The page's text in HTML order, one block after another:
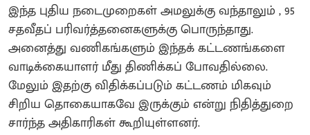
​இந்த புதிய நடைமுறைகள் அமலுக்கு வந்தாலும் , 95
சதவீதப் பரிவர்த்தனைகளுக்கு பொருந்தாது.
அனைத்து வணிகங்களும் இந்தக் கட்டணங்களை
வாடிக்கையாளர் மீது திணிக்கப் போவதில்லை.
மேலும் இதற்கு விதிக்கப்படும் கட்டணம் மிகவும்
சிறிய தொகையாகவே இருக்கும் என்று நிதித்துறை
சார்ந்த அதிகாரிகள் கூறியுள்ளனர்.